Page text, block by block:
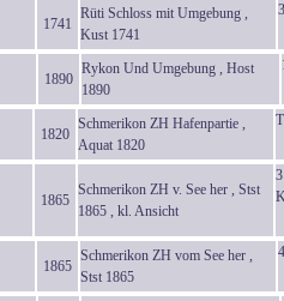
1741
Rüti Schloss mit Umgebung ,
Kust 1741
1890
Rykon Und Umgebung , Host
1890
1820
Schmerikon ZH Hafenpartie ,
Aquat 1820
1865
Schmerikon ZH v. See her , Stst
1865 , kl. Ansicht
1865
Schmerikon ZH vom See her ,
Stst 1865